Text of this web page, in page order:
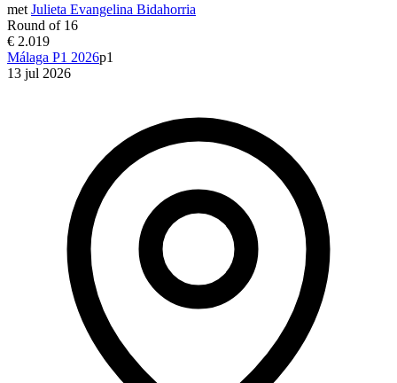
met Julieta Evangelina Bidahorria
Round of 16
€ 2.019
Málaga P1 2026p1
13 jul 2026